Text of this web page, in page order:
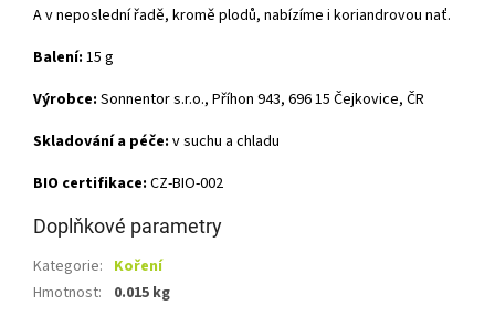
A v neposlední řadě, kromě plodů, nabízíme i koriandrovou nať.
Balení: 15 g
Výrobce: Sonnentor s.r.o., Příhon 943, 696 15 Čejkovice, ČR
Skladování a péče: v suchu a chladu
BIO certifikace: CZ-BIO-002
Doplňkové parametry
Kategorie: Koření
Hmotnost: 0.015 kg